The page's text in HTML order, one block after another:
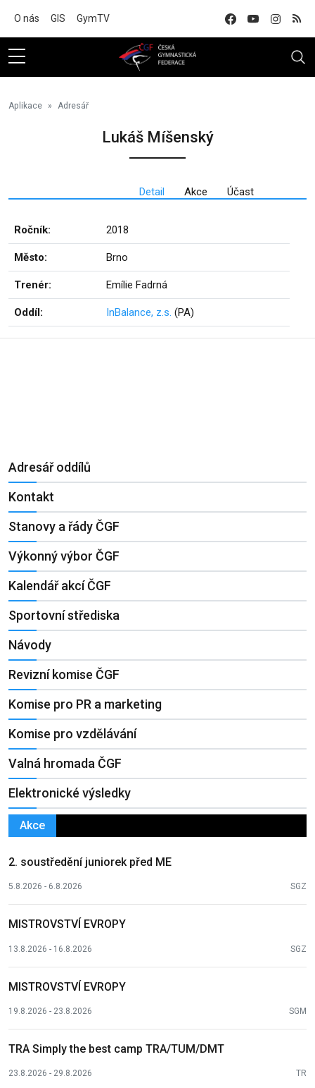
O nás GIS GymTV
Aplikace Adresář
Lukáš Míšenský
Detail Akce Účast
Ročník: 2018
Město: Brno
Trenér: Emílie Fadrná
Oddíl: InBalance, z.s. (PA)
Adresář oddílů
Kontakt
Stanovy a řády ČGF
Výkonný výbor ČGF
Kalendář akcí ČGF
Sportovní střediska
Návody
Revizní komise ČGF
Komise pro PR a marketing
Komise pro vzdělávání
Valná hromada ČGF
Elektronické výsledky
Akce
2. soustředění juniorek před ME
5.8.2026 - 6.8.2026 SGZ
MISTROVSTVÍ EVROPY
13.8.2026 - 16.8.2026 SGZ
MISTROVSTVÍ EVROPY
19.8.2026 - 23.8.2026 SGM
TRA Simply the best camp TRA/TUM/DMT
23.8.2026 - 29.8.2026 TR